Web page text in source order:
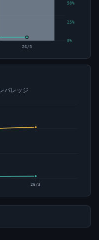
0%
25%
50%
26/3
バレッジ
26/3